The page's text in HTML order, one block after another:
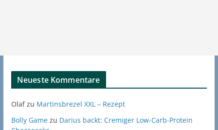
Neueste Kommentare
Olafzu Martinsbrezel XXL – Rezept
Bolly Gamezu Darius backt: Cremiger Low-Carb-Protein